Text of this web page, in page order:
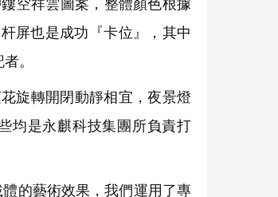
空祥雲圖案，整體顏色根據
屏也是成功『卡位』，其中
。
旋轉開閉動靜相宜，夜景燈
均是永麒科技集團所負責打
的藝術效果，我們運用了專